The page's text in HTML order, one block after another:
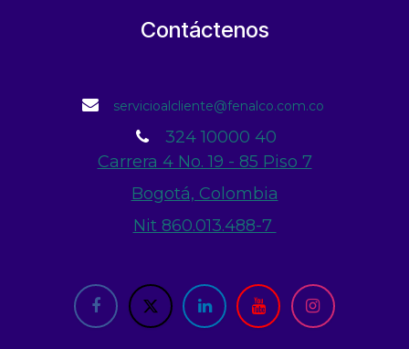
Contáctenos
servicioalcliente@fenalco.com.co
324 10000 40
Carrera 4 No. 19 - 85 Piso 7
Bogotá, Colombia
Nit 860.013.488-7